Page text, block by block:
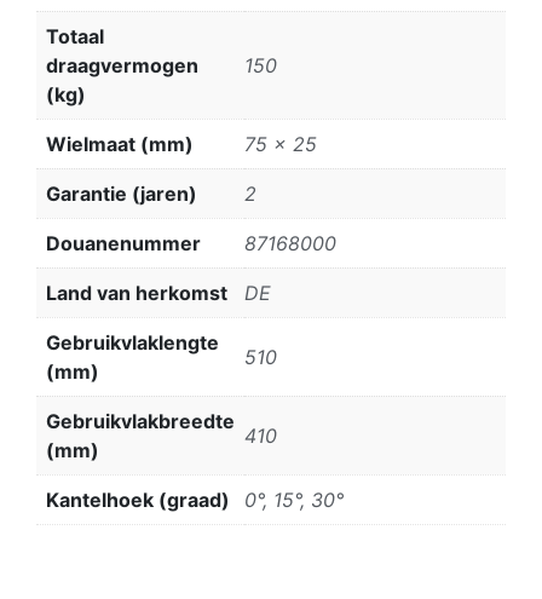
Totaal
draagvermogen
(kg)
150
Wielmaat (mm) 75 x 25
Garantie (jaren) 2
Douanenummer 87168000
Land van herkomst DE
Gebruikvlaklengte
(mm)
510
Gebruikvlakbreedte
(mm)
410
Kantelhoek (graad) 0°, 15°, 30°